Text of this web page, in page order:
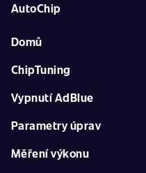
AutoChip
Domů
ChipTuning
Vypnutí AdBlue
Parametry úprav
Měření výkonu